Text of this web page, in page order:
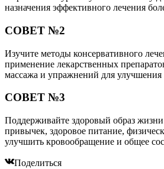
назначения эффективного лечения
СОВЕТ №2
Изучите методы консервативного
применение лекарственных
массажа и упражнений для улучшения
СОВЕТ №3
Поддерживайте здоровый образ
привычек, здоровое питание,
улучшить кровообращение и общее
Поделиться